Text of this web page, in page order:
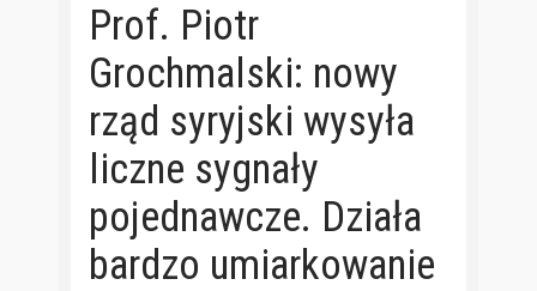
Prof. Piotr
Grochmalski: nowy
rząd syryjski wysyła
liczne sygnały
pojednawcze. Działa
bardzo umiarkowanie